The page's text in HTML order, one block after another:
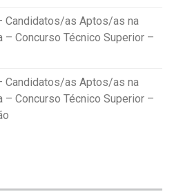
Candidatos/as Aptos/as na
Concurso Técnico Superior –
Candidatos/as Aptos/as na
Concurso Técnico Superior –